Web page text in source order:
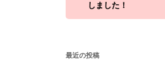
しました！
最近の投稿